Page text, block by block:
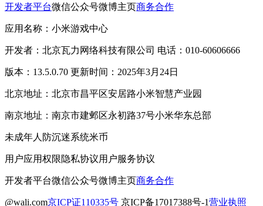
开发者平台微信公众号微博主页商务合作
应用名称：小米游戏中心
开发者：北京瓦力网络科技有限公司 电话：010-60606666
版本：13.5.0.70 更新时间：2025年3月24日
北京地址：北京市昌平区安居路小米智慧产业园
南京地址：南京市建邺区永初路37号小米华东总部
未成年人防沉迷系统米币
用户应用权限隐私协议用户服务协议
开发者平台微信公众号微博主页商务合作
@wali.com京ICP证110335号 京ICP备17017388号-1营业执照